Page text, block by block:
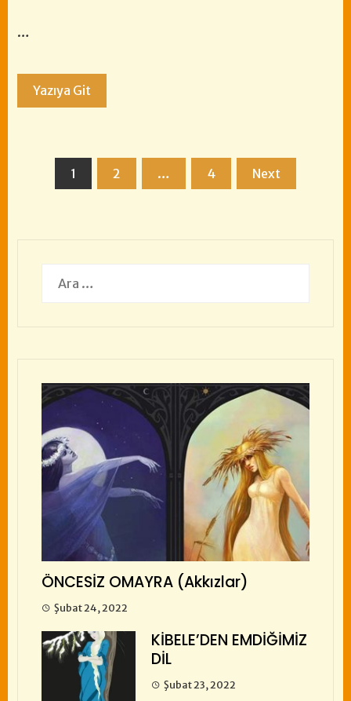
…
Yazıya Git
Yazı1 2 … 4 Next
ÖNCESİZ OMAYRA (Akkızlar)
Şubat 24, 2022
KİBELE’DEN EMDİĞİMİZ
DİL
Şubat 23, 2022